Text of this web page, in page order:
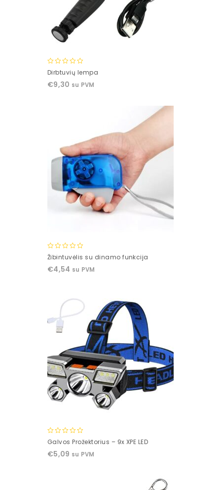
0
of
Dirbtuvių lempa
€9,30 su PVM
0
of
Žibintuvėlis su dinamo funkcija
€4,54 su PVM
0
of
Galvos Prožektorius – 9x XPE LED
€5,09 su PVM